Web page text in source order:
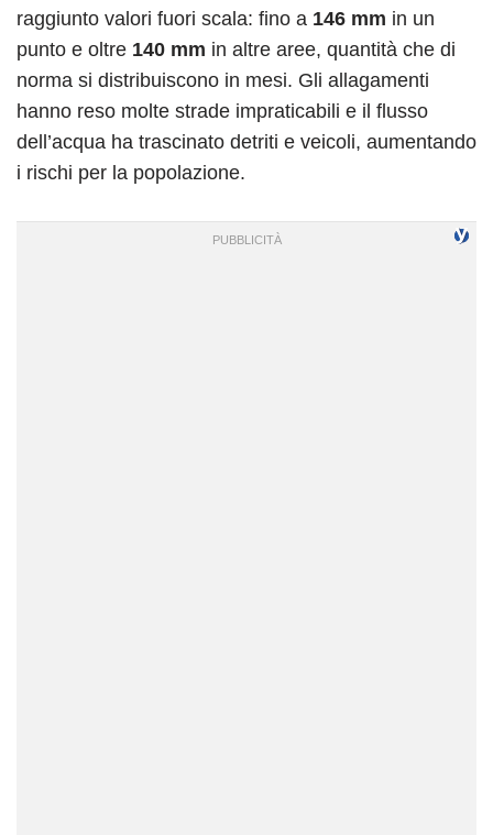
raggiunto valori fuori scala: fino a 146 mm in un
punto e oltre 140 mm in altre aree, quantità che di
norma si distribuiscono in mesi. Gli allagamenti
hanno reso molte strade impraticabili e il flusso
dell’acqua ha trascinato detriti e veicoli, aumentando
i rischi per la popolazione.